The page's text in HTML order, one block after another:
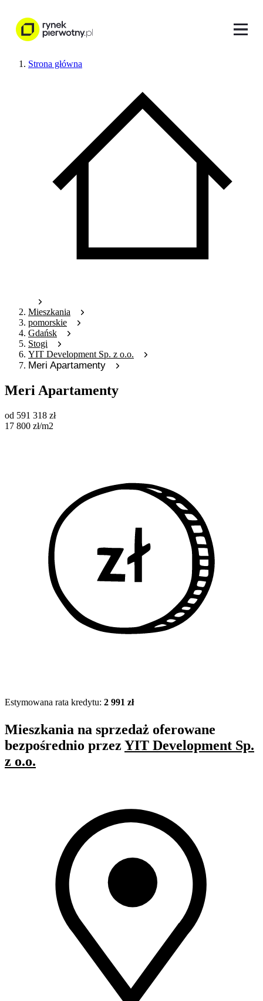
Strona główna
Mieszkania
pomorskie
Gdańsk
Stogi
YIT Development Sp. z o.o.
Meri Apartamenty
Meri Apartamenty
od 591 318 zł
17 800 zł/m2
Estymowana rata kredytu: 2 991 zł
Mieszkania na sprzedaż oferowane
bezpośrednio przez YIT Development Sp.
z o.o.